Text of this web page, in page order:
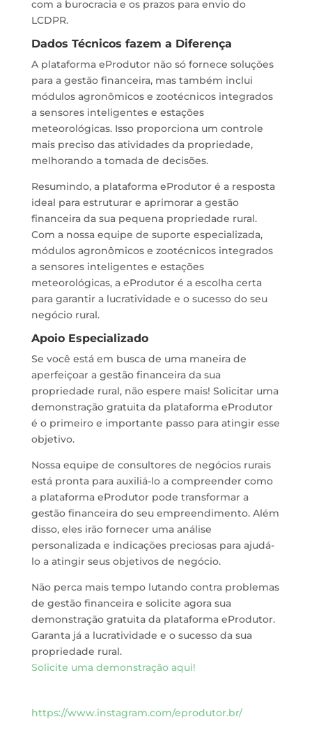
com a burocracia e os prazos para envio do
LCDPR.
Dados Técnicos fazem a Diferença
A plataforma eProdutor não só fornece soluções
para a gestão financeira, mas também inclui
módulos agronômicos e zootécnicos integrados
a sensores inteligentes e estações
meteorológicas. Isso proporciona um controle
mais preciso das atividades da propriedade,
melhorando a tomada de decisões.
Resumindo, a plataforma eProdutor é a resposta
ideal para estruturar e aprimorar a gestão
financeira da sua pequena propriedade rural.
Com a nossa equipe de suporte especializada,
módulos agronômicos e zootécnicos integrados
a sensores inteligentes e estações
meteorológicas, a eProdutor é a escolha certa
para garantir a lucratividade e o sucesso do seu
negócio rural.
Apoio Especializado
Se você está em busca de uma maneira de
aperfeiçoar a gestão financeira da sua
propriedade rural, não espere mais! Solicitar uma
demonstração gratuita da plataforma eProdutor
é o primeiro e importante passo para atingir esse
objetivo.
Nossa equipe de consultores de negócios rurais
está pronta para auxiliá-lo a compreender como
a plataforma eProdutor pode transformar a
gestão financeira do seu empreendimento. Além
disso, eles irão fornecer uma análise
personalizada e indicações preciosas para ajudá-
lo a atingir seus objetivos de negócio.
Não perca mais tempo lutando contra problemas
de gestão financeira e solicite agora sua
demonstração gratuita da plataforma eProdutor.
Garanta já a lucratividade e o sucesso da sua
propriedade rural.
Solicite uma demonstração aqui!
https://www.instagram.com/eprodutor.br/